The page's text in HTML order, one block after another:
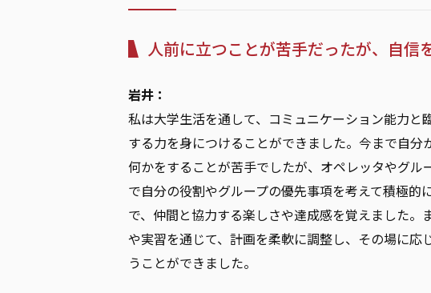
人前に立つことが苦手だったが、自信
岩井：
私は大学生活を通して、コミュニケーション能力と
する力を身につけることができました。今まで自分
何かをすることが苦手でしたが、オペレッタやグル
で自分の役割やグループの優先事項を考えて積極的
で、仲間と協力する楽しさや達成感を覚えました。
や実習を通じて、計画を柔軟に調整し、その場に応
うことができました。